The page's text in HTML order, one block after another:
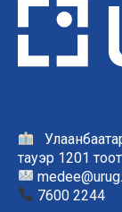
тауэр 1201 тоот
7600 2244